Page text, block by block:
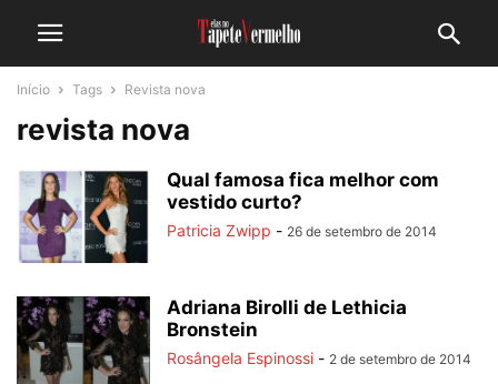
Início Tags Revista nova
revista nova
Qual famosa fica melhor com
vestido curto?
Patricia Zwipp - 26 de setembro de 2014
Adriana Birolli de Lethicia
Bronstein
Rosângela Espinossi - 2 de setembro de 2014